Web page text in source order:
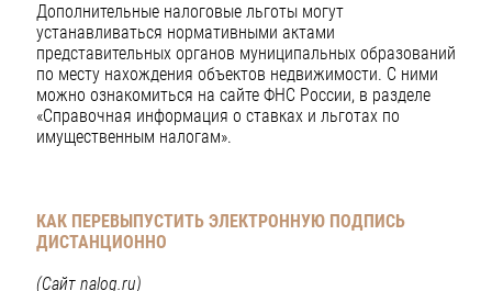
Дополнительные налоговые льготы могут
устанавливаться нормативными актами
представительных органов муниципальных образований
по месту нахождения объектов недвижимости. С ними
можно ознакомиться на сайте ФНС России, в разделе
«Справочная информация о ставках и льготах по
имущественным налогам».
КАК ПЕРЕВЫПУСТИТЬ ЭЛЕКТРОННУЮ ПОДПИСЬ
ДИСТАНЦИОННО
(Сайт nalog.ru)